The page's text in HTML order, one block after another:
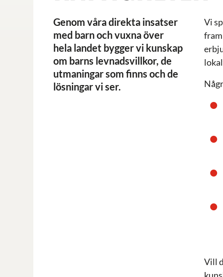
Genom våra direkta insatser
med barn och vuxna över
hela landet bygger vi kunskap
om barns levnadsvillkor, de
utmaningar som finns och de
lösningar vi ser.
Vi
Vill